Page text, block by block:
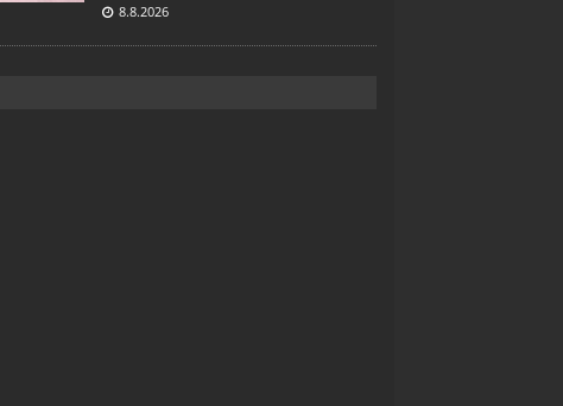
8.8.2026